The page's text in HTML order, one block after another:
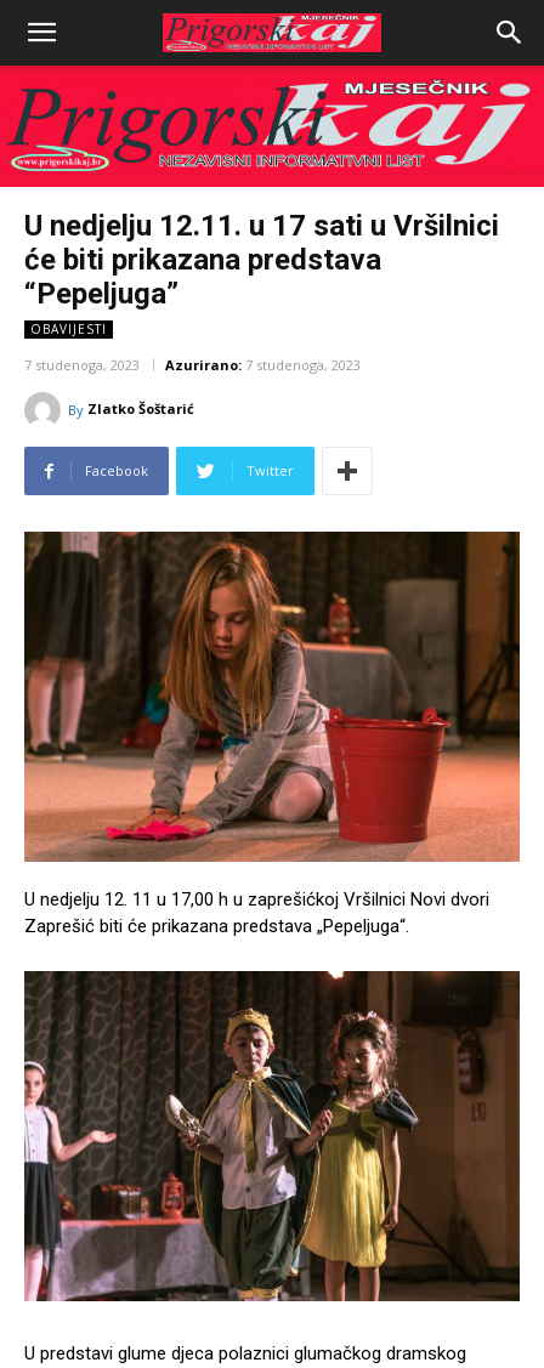
U nedjelju 12.11. u 17 sati u Vršilnici
će biti prikazana predstava
“Pepeljuga”
OBAVIJESTI
7 studenoga, 2023 Azurirano: 7 studenoga, 2023
By Zlatko Šoštarić
Facebook Twitter
U nedjelju 12. 11 u 17,00 h u zaprešićkoj Vršilnici Novi dvori
Zaprešić biti će prikazana predstava „Pepeljuga“.
U predstavi glume djeca polaznici glumačkog dramskog